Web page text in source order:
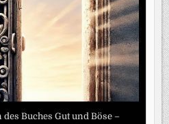
Buches Gut und Böse –